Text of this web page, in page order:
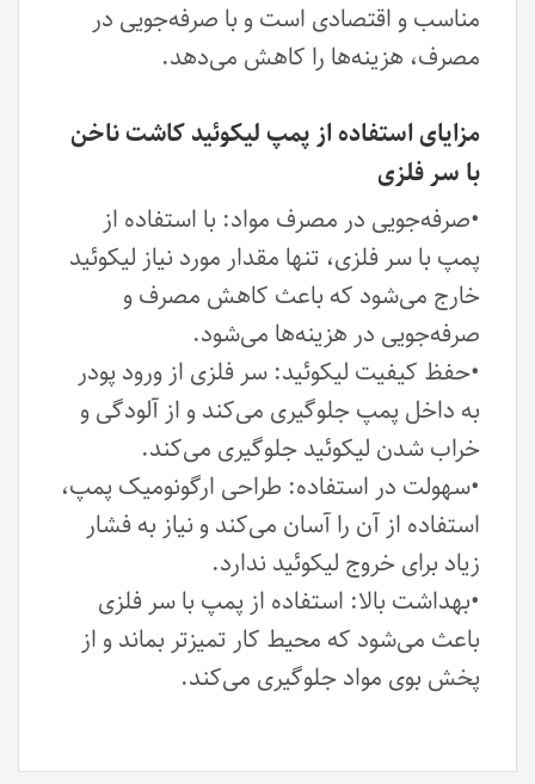
مناسب و اقتصادی است و با صرفه‌جویی در
مصرف، هزینه‌ها را کاهش می‌دهد.
مزایای استفاده از پمپ لیکوئید کاشت ناخن
با سر فلزی
•صرفه‌جویی در مصرف مواد: با استفاده از
پمپ با سر فلزی، تنها مقدار مورد نیاز لیکوئید
خارج می‌شود که باعث کاهش مصرف و
صرفه‌جویی در هزینه‌ها می‌شود.
•حفظ کیفیت لیکوئید: سر فلزی از ورود پودر
به داخل پمپ جلوگیری می‌کند و از آلودگی و
خراب شدن لیکوئید جلوگیری می‌کند.
•سهولت در استفاده: طراحی ارگونومیک پمپ،
استفاده از آن را آسان می‌کند و نیاز به فشار
زیاد برای خروج لیکوئید ندارد.
•بهداشت بالا: استفاده از پمپ با سر فلزی
باعث می‌شود که محیط کار تمیزتر بماند و از
پخش بوی مواد جلوگیری می‌کند.